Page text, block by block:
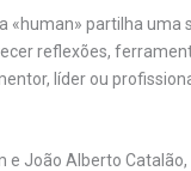
«human» partilha uma
reflexões,
líder ou
e João Alberto Catalão,